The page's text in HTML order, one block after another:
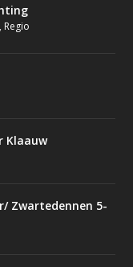
, Regio
Klaauw
Zwartedennen 5-